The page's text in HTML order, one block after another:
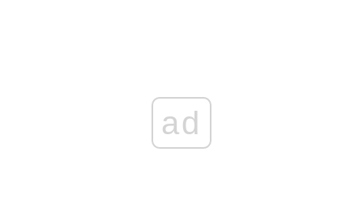
ad